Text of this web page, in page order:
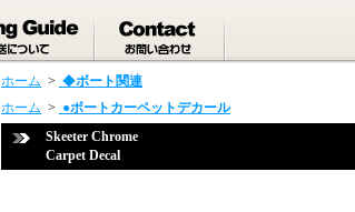
ホーム > ◆ボート関連
ホーム > ●ボートカーペットデカール
Skeeter Chrome
Carpet Decal